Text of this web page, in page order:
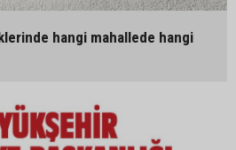
hangi mahallede hangi